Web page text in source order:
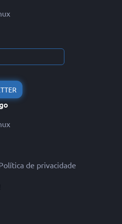
de privacidade